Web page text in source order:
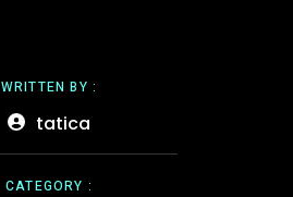
WRITTEN BY :
tatica
CATEGORY :